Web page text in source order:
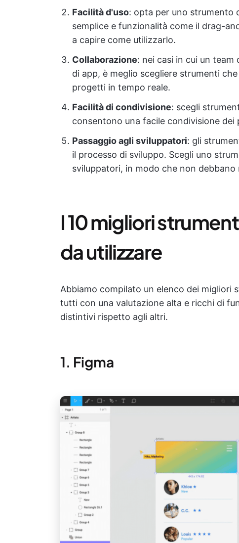
Facilità d'uso: opta per uno strumento
semplice e funzionalità come il drag-
a capire come utilizzarlo.
Collaborazione: nei casi in cui un team
di app, è meglio scegliere strumenti
progetti in tempo reale.
Facilità di condivisione: scegli
consentono una facile condivisione
Passaggio agli sviluppatori: gli
il processo di sviluppo. Scegli uno
sviluppatori, in modo che non
I 10 migliori
da utilizzare
Abbiamo compilato un elenco dei migliori
tutti con una valutazione alta e ricchi di
distintivi rispetto agli altri.
1. Figma